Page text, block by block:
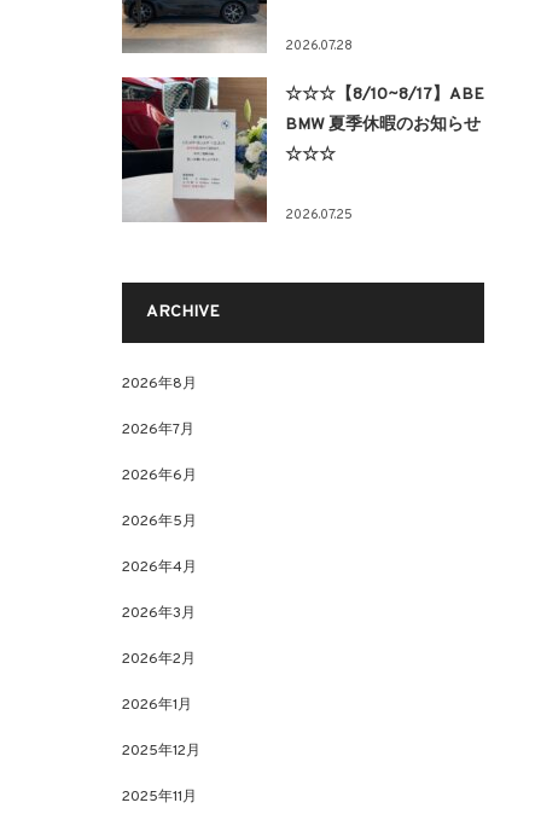
2026.07.28
☆☆☆【8/10~8/17】ABE
BMW 夏季休暇のお知らせ
☆☆☆
2026.07.25
ARCHIVE
2026年8月
2026年7月
2026年6月
2026年5月
2026年4月
2026年3月
2026年2月
2026年1月
2025年12月
2025年11月